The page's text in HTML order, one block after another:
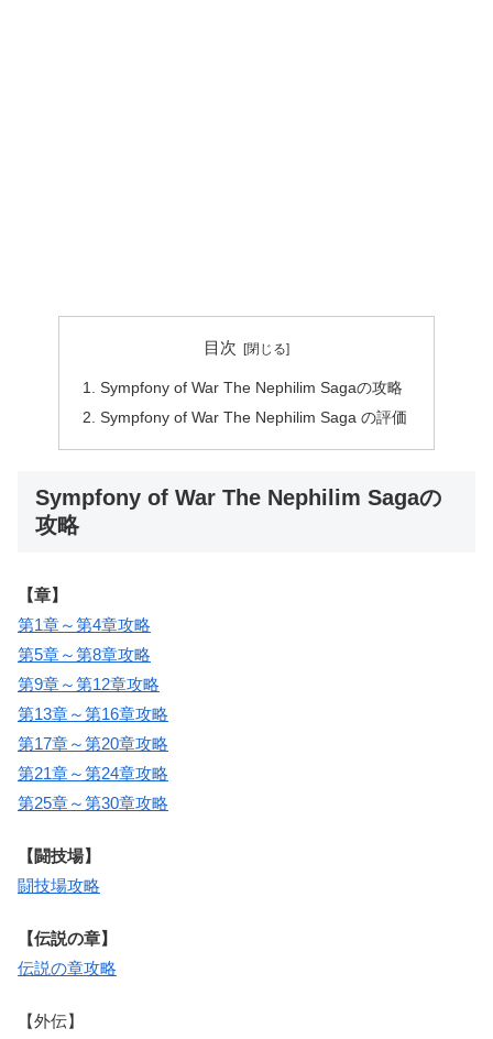
目次
Sympfony of War The Nephilim Sagaの攻略
Sympfony of War The Nephilim Saga の評価
Sympfony of War The Nephilim Sagaの
攻略
【章】
第1章～第4章攻略
第5章～第8章攻略
第9章～第12章攻略
第13章～第16章攻略
第17章～第20章攻略
第21章～第24章攻略
第25章～第30章攻略
【闘技場】
闘技場攻略
【伝説の章】
伝説の章攻略
【外伝】